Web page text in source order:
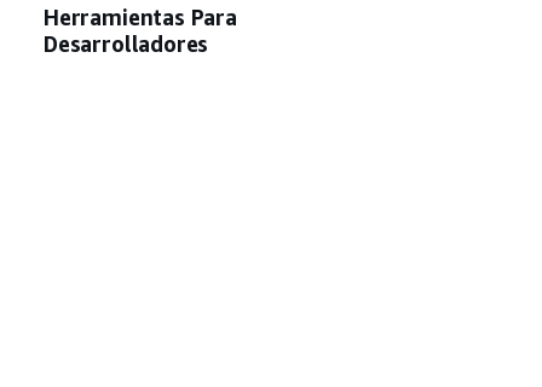
Herramientas Para
Desarrolladores